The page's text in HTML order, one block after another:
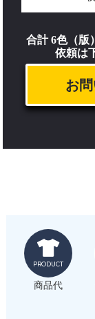
合計 6色（版
依頼は
お
PRODUCT
商品代